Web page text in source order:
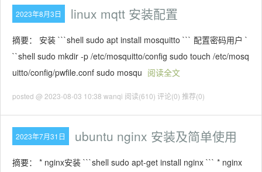
2023年8月3日 linux mqtt 安装配置
摘要： 安装 ```shell sudo apt install mosquitto ``` 配置密码用户 `
``shell sudo mkdir -p /etc/mosquitto/config sudo touch /etc/mosq
uitto/config/pwfile.conf sudo mosqu 阅读全文
posted @ 2023-08-03 10:38 wanqi 阅读(610) 评论(0) 推荐(0)
2023年7月31日 ubuntu nginx 安装及简单使用
摘要： * nginx安装 ```shell sudo apt-get install nginx ``` * nginx